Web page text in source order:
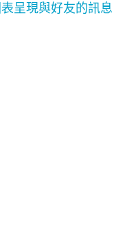
呈現與好友的訊息